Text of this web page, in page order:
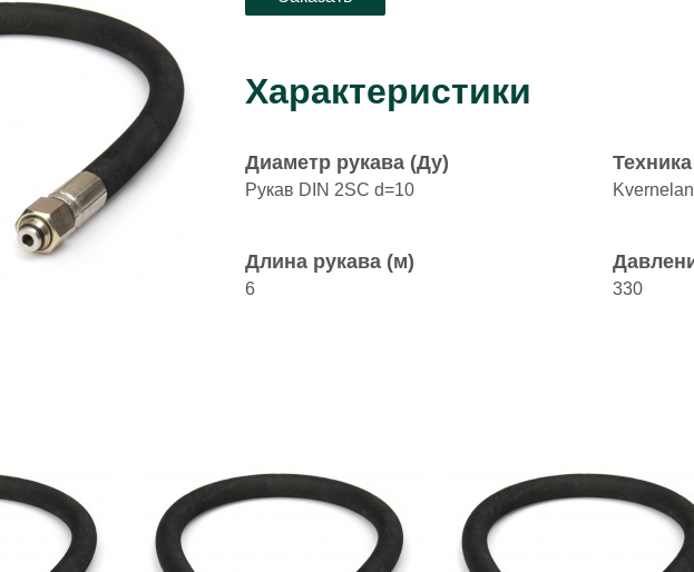
Характеристики
Диаметр рукава (Ду)
Рукав DIN 2SC d=10
Техника
Длина рукава (м)
6 330